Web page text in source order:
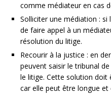
comme médiateur en cas
Solliciter une médiation :
de faire appel à un
résolution du litige.
Recourir à la justice : en
peuvent saisir le tribunal
le litige. Cette solution doit
car elle peut être longue et